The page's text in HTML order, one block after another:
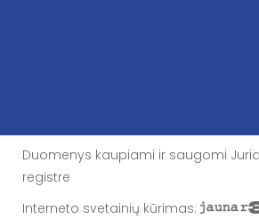
Duomenys kaupiami ir saugomi
registre
Interneto svetainių kūrimas: